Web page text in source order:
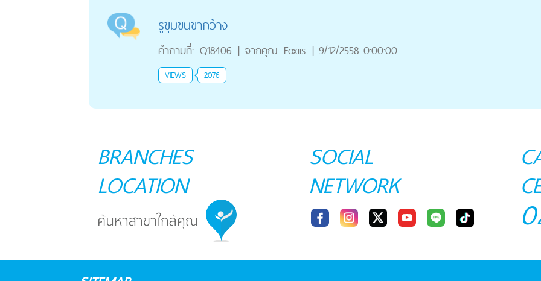
รูขุมขนขากว้าง
คำถามที่: Q18406 | จากคุณ Foxiis | 9/12/2558 0:00:00
VIEWS 2076
BRANCHES
LOCATION
SOCIAL
NETWORK